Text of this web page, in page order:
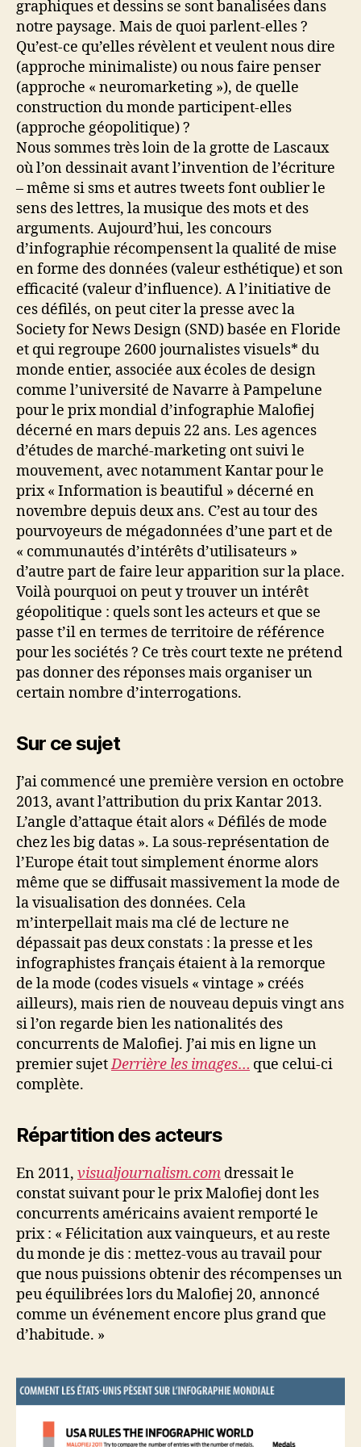
graphiques et dessins se sont banalisées dans
notre paysage. Mais de quoi parlent-elles ?
Qu’est-ce qu’elles révèlent et veulent nous dire
(approche minimaliste) ou nous faire penser
(approche « neuromarketing »), de quelle
construction du monde participent-elles
(approche géopolitique) ?
Nous sommes très loin de la grotte de Lascaux
où l’on dessinait avant l’invention de l’écriture
– même si sms et autres tweets font oublier le
sens des lettres, la musique des mots et des
arguments. Aujourd’hui, les concours
d’infographie récompensent la qualité de mise
en forme des données (valeur esthétique) et son
efficacité (valeur d’influence). A l’initiative de
ces défilés, on peut citer la presse avec la
Society for News Design (SND) basée en Floride
et qui regroupe 2600 journalistes visuels* du
monde entier, associée aux écoles de design
comme l’université de Navarre à Pampelune
pour le prix mondial d’infographie Malofiej
décerné en mars depuis 22 ans. Les agences
d’études de marché-marketing ont suivi le
mouvement, avec notamment Kantar pour le
prix « Information is beautiful » décerné en
novembre depuis deux ans. C’est au tour des
pourvoyeurs de mégadonnées d’une part et de
« communautés d’intérêts d’utilisateurs »
d’autre part de faire leur apparition sur la place.
Voilà pourquoi on peut y trouver un intérêt
géopolitique : quels sont les acteurs et que se
passe t’il en termes de territoire de référence
pour les sociétés ? Ce très court texte ne prétend
pas donner des réponses mais organiser un
certain nombre d’interrogations.
Sur ce sujet
J’ai commencé une première version en octobre
2013, avant l’attribution du prix Kantar 2013.
L’angle d’attaque était alors « Défilés de mode
chez les big datas ». La sous-représentation de
l’Europe était tout simplement énorme alors
même que se diffusait massivement la mode de
la visualisation des données. Cela
m’interpellait mais ma clé de lecture ne
dépassait pas deux constats : la presse et les
infographistes français étaient à la remorque
de la mode (codes visuels « vintage » créés
ailleurs), mais rien de nouveau depuis vingt ans
si l’on regarde bien les nationalités des
concurrents de Malofiej. J’ai mis en ligne un
premier sujetDerrière les images… que celui-ci
complète.
Répartition des acteurs
En 2011, visualjournalism.com dressait le
constat suivant pour le prix Malofiej dont les
concurrents américains avaient remporté le
prix : « Félicitation aux vainqueurs, et au reste
du monde je dis : mettez-vous au travail pour
que nous puissions obtenir des récompenses un
peu équilibrées lors du Malofiej 20, annoncé
comme un événement encore plus grand que
d’habitude. »